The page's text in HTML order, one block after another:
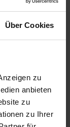
Über Cookies
zu
anbieten
zu
zu Ihrer
innerhalb